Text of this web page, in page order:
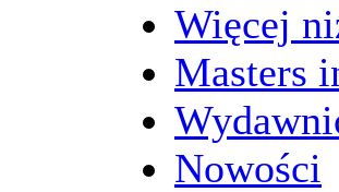
Więcej
Masters
Nowości